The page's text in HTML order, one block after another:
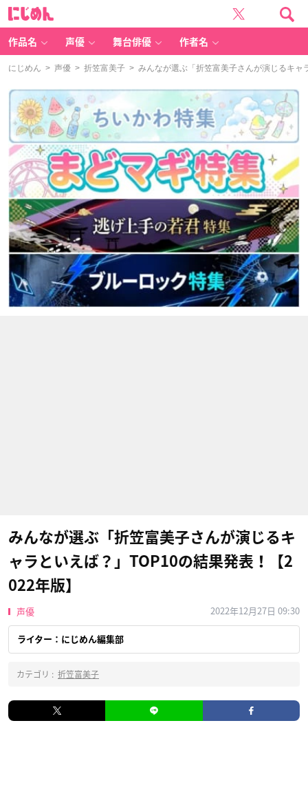
作品名 声優 舞台俳優 作者名
にじめん > 声優 > 折笠富美子 > みんなが選ぶ「折笠富美子さんが演じるキ
みんなが選ぶ「折笠富美子さんが演じるキ
ャラといえば？」TOP10の結果発表！【2
022年版】
声優 2022年12月27日 09:30
ライター：にじめん編集部
カテゴリ : 折笠富美子